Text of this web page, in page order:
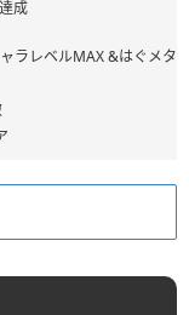
成
ラレベルMAX &はぐメタ